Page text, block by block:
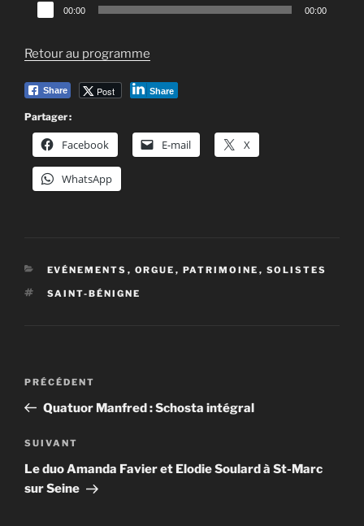
audio
00:00 00:00
Retour au programme
Share Post Share
Partager :
Facebook E-mail X
WhatsApp
CATÉGORIES
EVÉNEMENTS , ORGUE , PATRIMOINE , SOLISTES
ÉTIQUETTES
SAINT-BÉNIGNE
Navigation
l’article
Article
précédent
PRÉCÉDENT
Quatuor Manfred : Schosta intégral
Article
suivant
SUIVANT
Le duo Amanda Favier et Elodie Soulard à St-Marc
sur Seine